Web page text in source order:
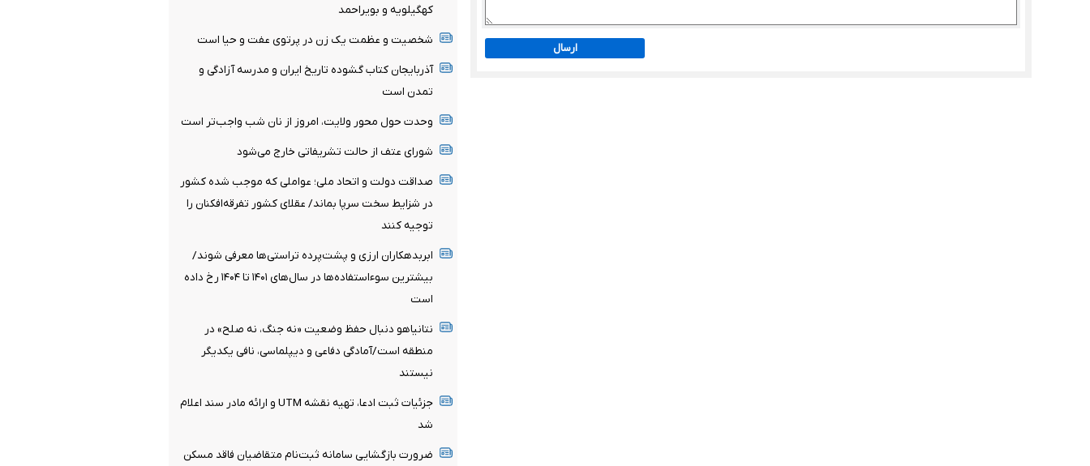
ارسال
کهگیلویه و بویراحمد
شخصیت و عظمت یک زن در پرتوی عفت و حیا است
آذربایجان کتاب گشوده تاریخ ایران و مدرسه آزادگی و
تمدن است
وحدت حول محور ولایت، امروز از نان شب واجب‌تر است
شورای عتف از حالت تشریفاتی خارج می‌شود
صداقت دولت و اتحاد ملی؛ عواملی که موجب شده کشور
در شزایط سخت سرپا بماند/ عقلای کشور تفرقه‌افکنان را
توجیه کنند
ابربدهکاران ارزی و پشت‌پرده تراستی‌ها معرفی شوند/
بیشترین سوءاستفاده‌ها در سال‌های ۱۴۰۱ تا ۱۴۰۴ رخ داده
است
نتانیاهو دنبال حفظ وضعیت «نه جنگ، نه صلح» در
منطقه است/آمادگی دفاعی و دیپلماسی، نافی یکدیگر
نیستند
جزئیات ثبت ادعا، تهیه نقشه UTM و ارائه مادر سند اعلام
شد
ضرورت بازگشایی سامانه ثبت‌نام متقاضیان فاقد مسکن